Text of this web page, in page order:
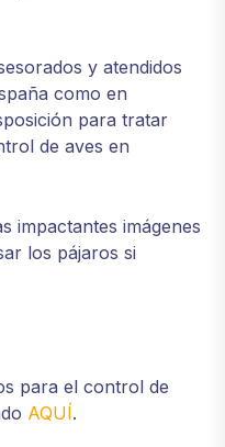
y atendidos
como en
para tratar
de aves en
impactantes imágenes
los pájaros si
para el control de
AQUÍ.